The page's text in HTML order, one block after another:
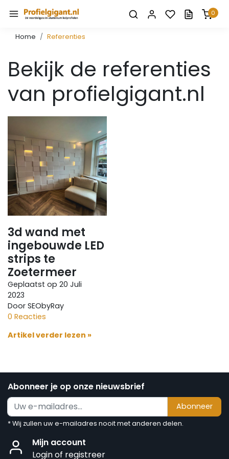
0
Home Referenties
Bekijk de referenties
van profielgigant.nl
3d wand met
ingebouwde LED
strips te
Zoetermeer
Geplaatst op 20 Juli
2023
Door SEObyRay
0 Reacties
Artikel verder lezen »
Abonneer je op onze nieuwsbrief
Abonneer
* Wij zullen uw e-mailadres nooit met anderen delen.
Mijn account
Login of registreer